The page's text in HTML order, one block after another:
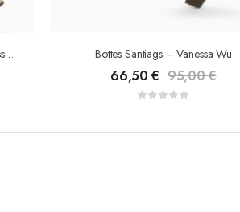
Bottes Beiges À Talon Trapèze- Vanessa Wu Bottes Santiags – Vanessa Wu
66,50€ 95,00€